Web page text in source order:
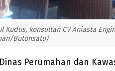
Kudus, konsultan CV Aniasta
Butonsatu)
Perumahan dan